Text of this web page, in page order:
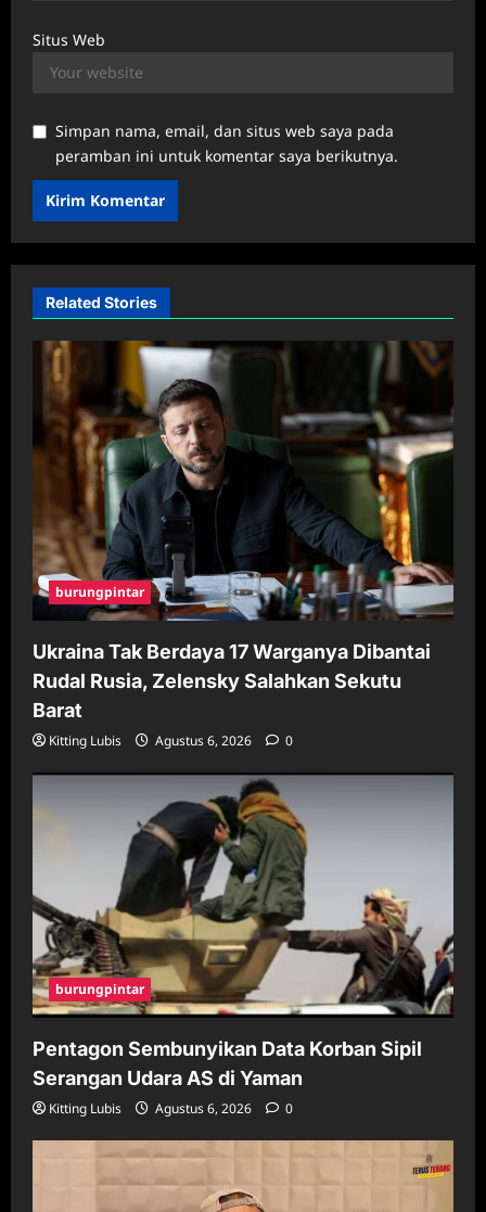
Situs Web
Simpan nama, email, dan situs web saya pada
peramban ini untuk komentar saya berikutnya.
Related Stories
burungpintar
Ukraina Tak Berdaya 17 Warganya Dibantai
Rudal Rusia, Zelensky Salahkan Sekutu
Barat
Kitting Lubis Agustus 6, 2026 0
burungpintar
Pentagon Sembunyikan Data Korban Sipil
Serangan Udara AS di Yaman
Kitting Lubis Agustus 6, 2026 0